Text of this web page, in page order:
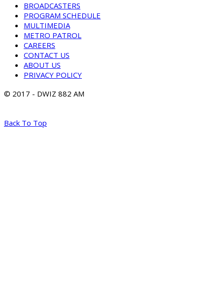
BROADCASTERS
PROGRAM SCHEDULE
MULTIMEDIA
METRO PATROL
CAREERS
CONTACT US
ABOUT US
PRIVACY POLICY
© 2017 - DWIZ 882 AM
Back To Top